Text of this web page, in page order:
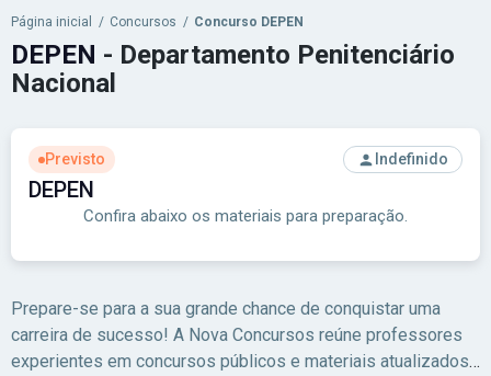
Página inicial / Concursos / Concurso DEPEN
Previsto Indefinido
DEPEN
Confira abaixo os materiais para preparação.
DEPEN - Departamento Penitenciário
Nacional
Prepare-se para a sua grande chance de conquistar uma
carreira de sucesso! A Nova Concursos reúne professores
experientes em concursos públicos e materiais atualizados